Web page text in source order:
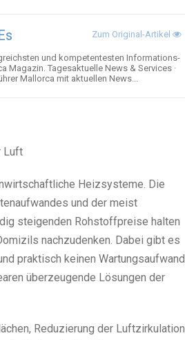
Zum Original-Artikel
und kompetentesten Informations-
Magazin. Tagesaktuelle News & Services ·
Mallorca mit aktuellen News...
Luft
Heizsysteme. Die
und der meist
steigenden Rohstoffpreise halten
nachzudenken. Dabei gibt es
praktisch keinen Wartungsaufwand
überzeugende Lösungen der
Reduzierung der Luftzirkulation